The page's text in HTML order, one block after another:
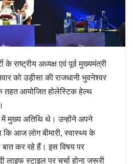
के राष्ट्रीय अध्यक्ष एवं पूर्व मुख्यमंत्री
को उड़ीसा की राजधानी भुवनेश्वर
के तहत आयोजित होलेस्टिक हेल्थ
मुख्य अतिथि थे। उन्होंने अपने
कि आज लोग बीमारी, स्वास्थ्य के
बात कर रहे हैं। इस विषय पर
लाइफ स्टाइल पर चर्चा होना जरूरी